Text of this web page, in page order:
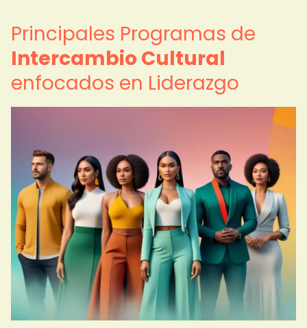
Principales Programas de
Intercambio Cultural
enfocados en Liderazgo